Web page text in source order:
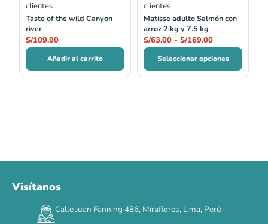
clientes
Taste of the wild Canyon
river
S/109.90
Añadir al carrito
clientes
Matisse adulto Salmón con
arroz 2 kg y 7.5 kg
S/63.00 - S/169.00
Seleccionar opciones
DÍAS HORAS MIN SEG
Visítanos
Calle Juan Fanning 486, Miraflores, Lima, Perú